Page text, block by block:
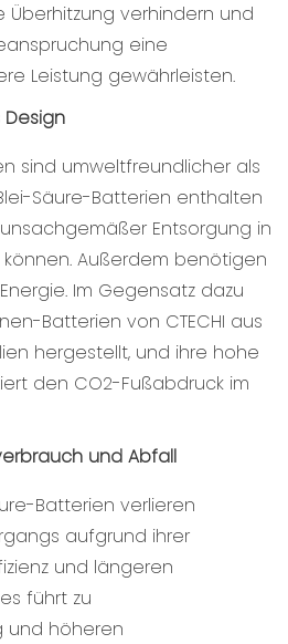
verhindern und
eine
Leistung gewährleisten.
sind umweltfreundlicher als
Säure-Batterien enthalten
Entsorgung in
Außerdem benötigen
Im Gegensatz dazu
Batterien von CTECHI aus
hergestellt, und ihre hohe
den CO2-Fußabdruck im
und Abfall
Batterien verlieren
aufgrund ihrer
und längeren
führt zu
und höheren